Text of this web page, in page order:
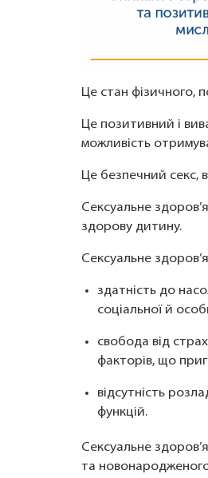
Це стан фізичного,
Це позитивний і
можливість
Це безпечний секс,
Сексуальне
здорову дитину.
Сексуальне
здатність до
соціальної й
свобода від
факторів, що
відсутність
функцій.
Сексуальне
та